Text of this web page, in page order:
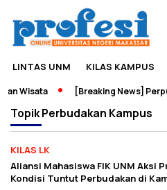
LINTAS UNM KILAS KAMPUS
Wisata [Breaking News]
TopikPerbudakan Kampus
KILAS LK
Aliansi Mahasiswa FIK UNM Aksi
Kondisi Tuntut Perbudakan di